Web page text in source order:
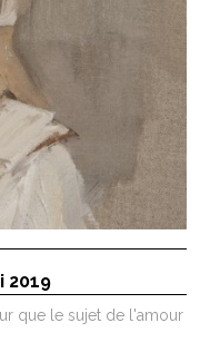
2019
que le sujet de l'amour